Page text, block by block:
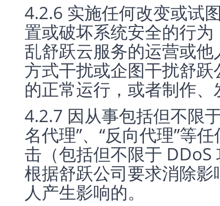
4.2.6 实施任何改变或试
置或破坏系统安全的行
乱舒跃云服务的运营或
方式干扰或企图干扰舒
的正常运行，或者制作
4.2.7 因从事包括但不限
名代理”、“反向代理”等
击（包括但不限于
根据舒跃公司要求消除
人产生影响的。